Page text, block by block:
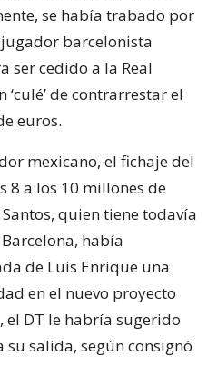
se había trabado por
barcelonista
ser cedido a la Real
de contrarrestar el
euros.
mexicano, el fichaje del
8 a los 10 millones de
quien tiene todavía
había
de Luis Enrique una
en el nuevo proyecto
el DT le habría sugerido
salida, según consignó